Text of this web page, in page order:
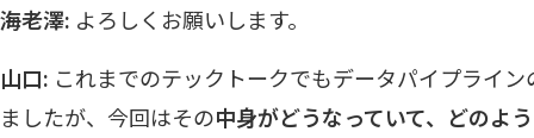
海老澤: よろしくお願いします。
山口: これまでのテックトークでもデータパイプライ
ましたが、今回はその中身がどうなっていて、どのよ